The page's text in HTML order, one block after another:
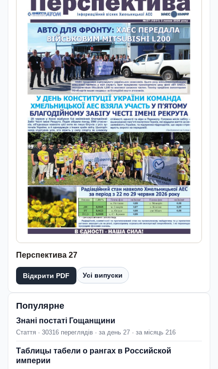
Перспектива 27
Відкрити PDF Усі випуски
Популярне
Знані постаті Гощанщини
Стаття · 30316 переглядів · за день 27 · за місяць 216
Таблицы табели о рангах в Российской
империи